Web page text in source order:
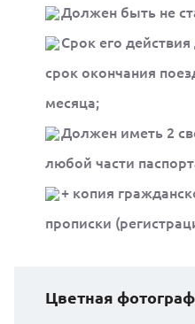
Должен быть не
Срок его
срок окончания
месяца;
Должен иметь 2
любой части
+ копия
прописки
Цветная